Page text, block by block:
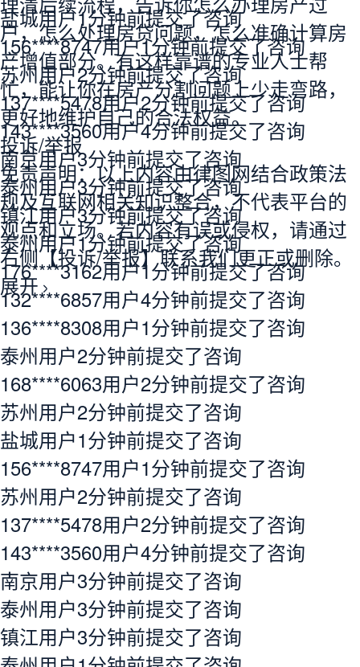
户，怎么处理房贷问题，怎么准确计算房
产增值部分。有这样靠谱的专业人士帮
忙，能让你在房产分割问题上少走弯路，
更好地维护自己的合法权益。
投诉/举报
免责声明：以上内容由律图网结合政策法
规及互联网相关知识整合，不代表平台的
观点和立场。若内容有误或侵权，请通过
右侧【投诉/举报】联系我们更正或删除。
展开
盐城用户1分钟前提交了咨询
156****8747用户1分钟前提交了咨询
苏州用户2分钟前提交了咨询
137****5478用户2分钟前提交了咨询
143****3560用户4分钟前提交了咨询
南京用户3分钟前提交了咨询
泰州用户3分钟前提交了咨询
镇江用户3分钟前提交了咨询
泰州用户1分钟前提交了咨询
176****3162用户1分钟前提交了咨询
132****6857用户4分钟前提交了咨询
136****8308用户1分钟前提交了咨询
泰州用户2分钟前提交了咨询
168****6063用户2分钟前提交了咨询
苏州用户2分钟前提交了咨询
盐城用户1分钟前提交了咨询
156****8747用户1分钟前提交了咨询
苏州用户2分钟前提交了咨询
137****5478用户2分钟前提交了咨询
143****3560用户4分钟前提交了咨询
南京用户3分钟前提交了咨询
泰州用户3分钟前提交了咨询
镇江用户3分钟前提交了咨询